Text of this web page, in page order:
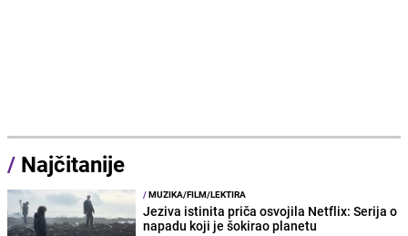
/ Najčitanije
/MUZIKA/FILM/LEKTIRA
Jeziva istinita priča osvojila Netflix: Serija o
napadu koji je šokirao planetu